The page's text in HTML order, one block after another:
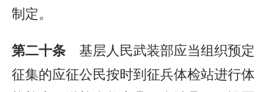
制定。
第二十条 基层人民武装部应当组织预定
征集的应征公民按时到征兵体检站进行体